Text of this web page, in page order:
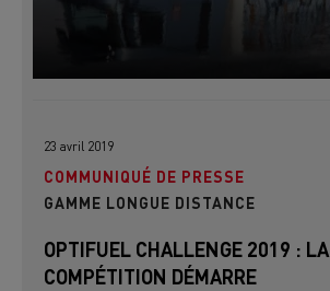
23 avril 2019
COMMUNIQUÉ DE PRESSE
GAMME LONGUE DISTANCE
OPTIFUEL CHALLENGE 2019 : LA
COMPÉTITION DÉMARRE